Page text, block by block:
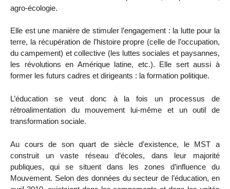
agro-écologie.
Elle est une manière de stimuler l’engagement : la lutte pour la
terre, la récupération de l’histoire propre (celle de l’occupation,
du campement) et collective (les luttes sociales et paysannes,
les révolutions en Amérique latine, etc.). Elle sert aussi à
former les futurs cadres et dirigeants : la formation politique.
L’éducation se veut donc à la fois un processus de
rétroalimentation du mouvement lui-même et un outil de
transformation sociale.
Au cours de son quart de siècle d’existence, le MST a
construit un vaste réseau d’écoles, dans leur majorité
publiques, qui se situent dans les zones d’influence du
Mouvement. Selon des données du secteur de l’éducation, en